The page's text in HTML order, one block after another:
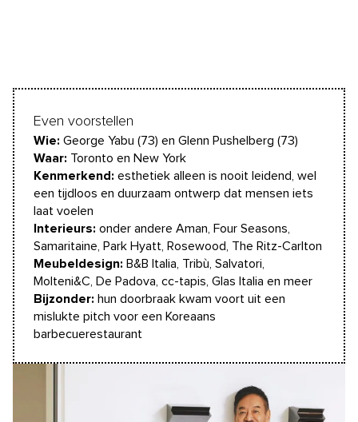
Even voorstellen
Wie: George Yabu (73) en Glenn Pushelberg (73)
Waar: Toronto en New York
Kenmerkend: esthetiek alleen is nooit leidend, wel
een tijdloos en duurzaam ontwerp dat mensen iets
laat voelen
Interieurs: onder andere Aman, Four Seasons,
Samaritaine, Park Hyatt, Rosewood, The Ritz-Carlton
Meubeldesign: B&B Italia, Tribù, Salvatori,
Molteni&C, De Padova, cc-tapis, Glas Italia en meer
Bijzonder: hun doorbraak kwam voort uit een
mislukte pitch voor een Koreaans
barbecuerestaurant